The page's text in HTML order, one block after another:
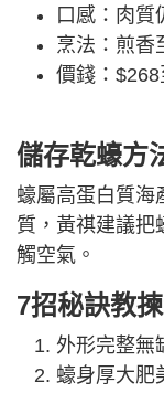
口感：肉質
烹法：煎香
價錢：
儲存乾蠔方
蠔屬高蛋白質海
質，黃祺建議把
觸空氣。
7招秘訣教
外形完整無
蠔身厚大肥